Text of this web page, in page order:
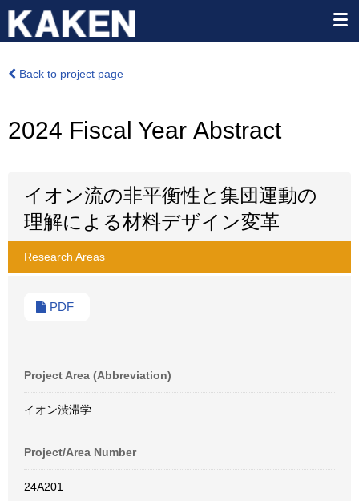
Back to project page
2024 Fiscal Year Abstract
イオン流の非平衡性と集団運動の
理解による材料デザイン変革
Research Areas
PDF
Project Area (Abbreviation)
イオン渋滞学
Project/Area Number
24A201